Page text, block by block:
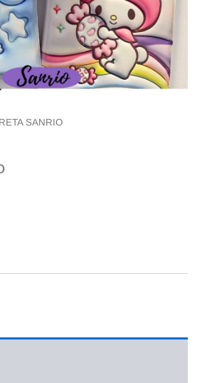
SANRIO